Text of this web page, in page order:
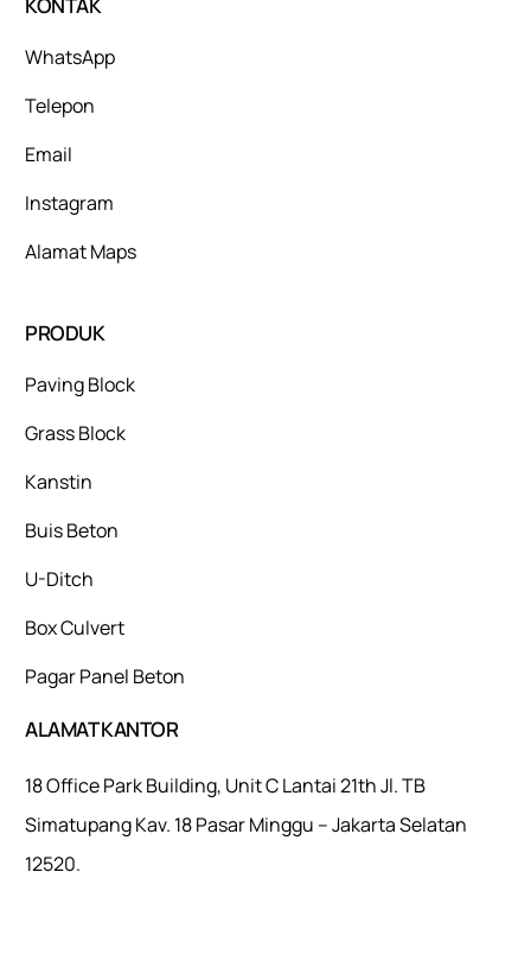
WhatsApp
Telepon
Email
Instagram
Alamat Maps
PRODUK
Paving Block
Grass Block
Kanstin
Buis Beton
U-Ditch
Box Culvert
Pagar Panel Beton
ALAMAT KANTOR
18 Office Park Building, Unit C Lantai 21th Jl. TB
Simatupang Kav. 18 Pasar Minggu – Jakarta Selatan
12520.